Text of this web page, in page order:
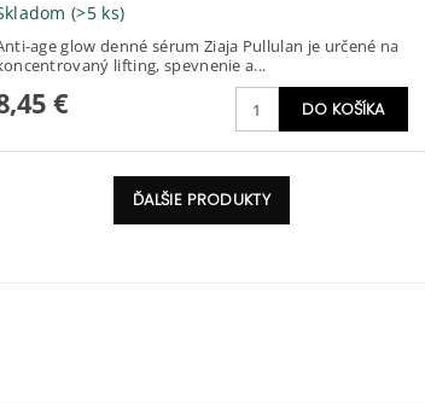
(>5 ks)
age glow denné sérum Ziaja Pullulan je určené na
lifting, spevnenie a...
€
ĎALŠIE PRODUKTY